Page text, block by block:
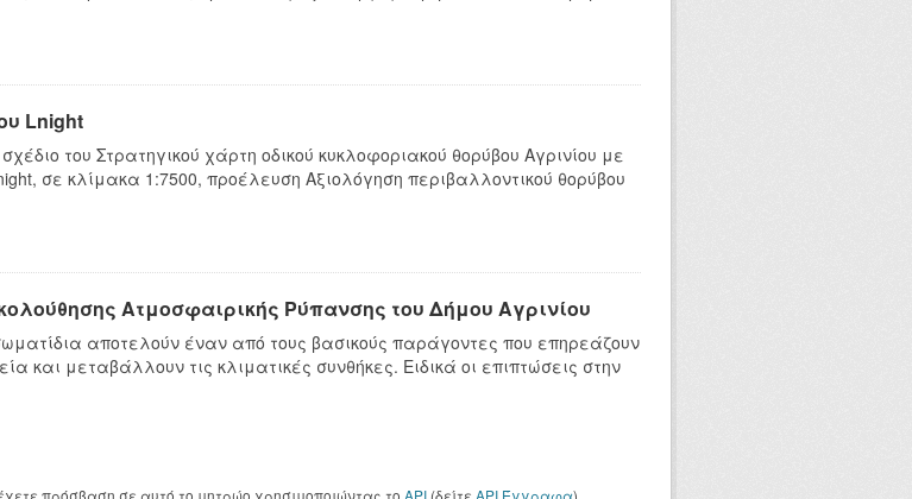
Lnight
του Στρατηγικού χάρτη οδικού κυκλοφοριακού θορύβου Αγρινίου με
σε κλίμακα 1:7500, προέλευση Αξιολόγηση περιβαλλοντικού θορύβου
Ατμοσφαιρικής Ρύπανσης του Δήμου Αγρινίου
αποτελούν έναν από τους βασικούς παράγοντες που επηρεάζουν
και μεταβάλλουν τις κλιματικές συνθήκες. Ειδικά οι επιπτώσεις στην